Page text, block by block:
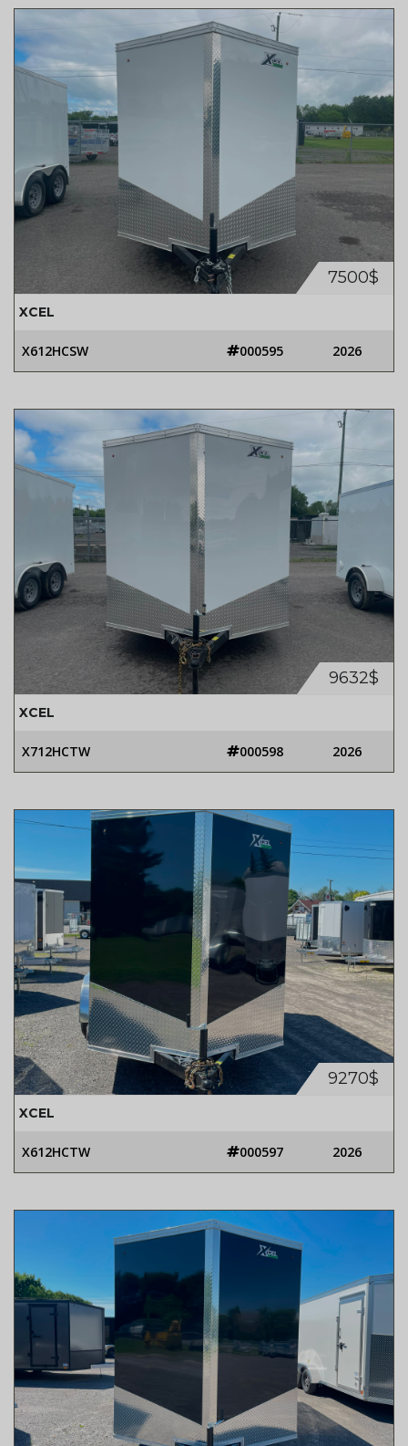
7500$
XCEL
X612HCSW 000595 2026
9632$
XCEL
X712HCTW 000598 2026
9270$
XCEL
X612HCTW 000597 2026